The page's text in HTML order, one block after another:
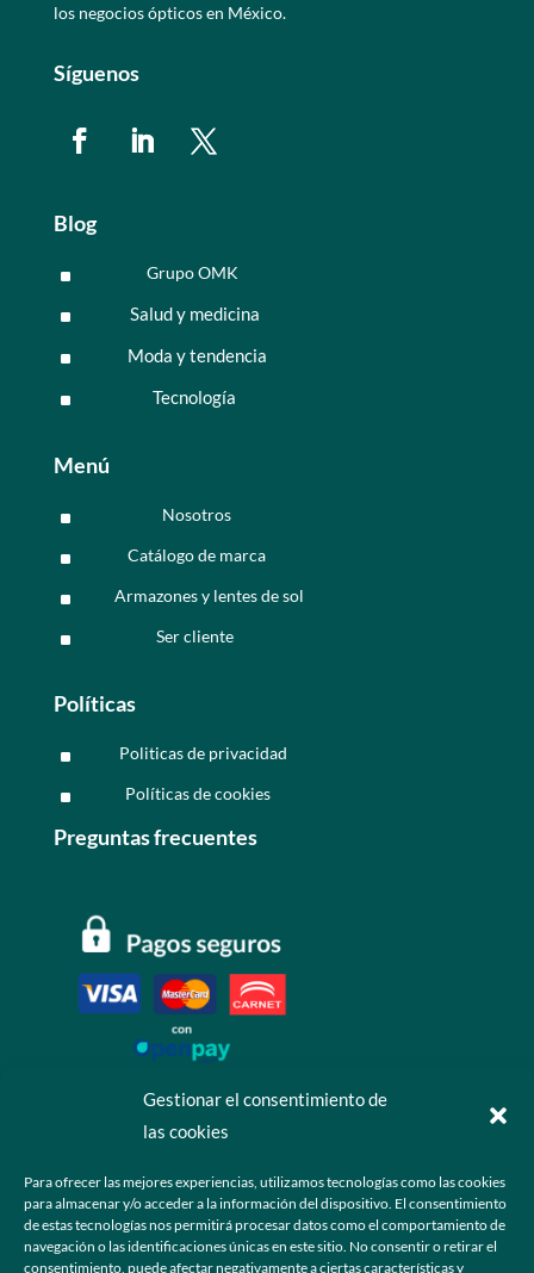
Gestionar el consentimiento de
las cookies
Para ofrecer las mejores experiencias, utilizamos tecnologías como las cookies
para almacenar y/o acceder a la información del dispositivo. El consentimiento
de estas tecnologías nos permitirá procesar datos como el comportamiento de
navegación o las identificaciones únicas en este sitio. No consentir o retirar el
consentimiento, puede afectar negativamente a ciertas características y
los negocios ópticos en México.
Síguenos
Blog
^ Grupo OMK
^ Salud y medicina
^ Moda y tendencia
^ Tecnología
Menú
^ Nosotros
^ Catálogo de marca
^ Armazones y lentes de sol
^ Ser cliente
Políticas
^ Politicas de privacidad
^ Políticas de cookies
Preguntas frecuentes
 +52 55 6173 7725 (Ventas)
 hola@grupo-omk.com